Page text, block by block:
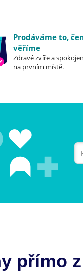
Prodáváme to,
věříme
Zdravé zvíře a
na prvním místě.
přímo